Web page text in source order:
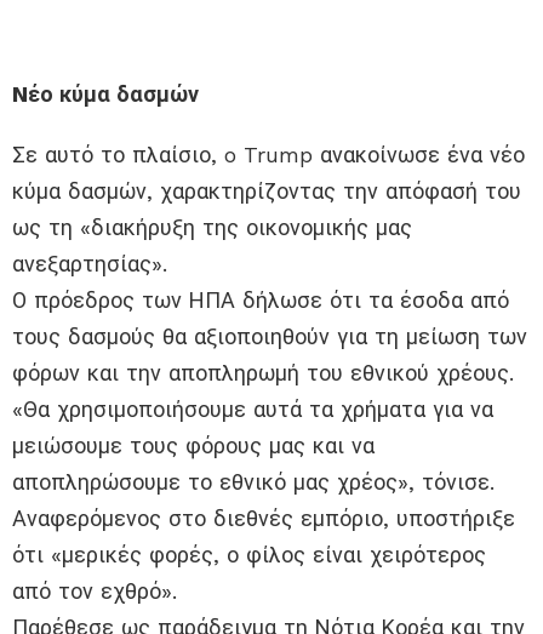
Nέο κύμα δασμών
Σε αυτό το πλαίσιο, o Trump ανακοίνωσε ένα νέο
κύμα δασμών, χαρακτηρίζοντας την απόφασή του
ως τη «διακήρυξη της οικονομικής μας
ανεξαρτησίας».
Ο πρόεδρος των ΗΠΑ δήλωσε ότι τα έσοδα από
τους δασμούς θα αξιοποιηθούν για τη μείωση των
φόρων και την αποπληρωμή του εθνικού χρέους.
«Θα χρησιμοποιήσουμε αυτά τα χρήματα για να
μειώσουμε τους φόρους μας και να
αποπληρώσουμε το εθνικό μας χρέος», τόνισε.
Αναφερόμενος στο διεθνές εμπόριο, υποστήριξε
ότι «μερικές φορές, ο φίλος είναι χειρότερος
από τον εχθρό».
Παρέθεσε ως παράδειγμα τη Νότια Κορέα και την